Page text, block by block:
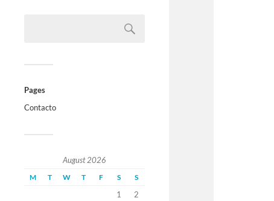
Pages
Contacto
August 2026
M T W T F S S
1
2